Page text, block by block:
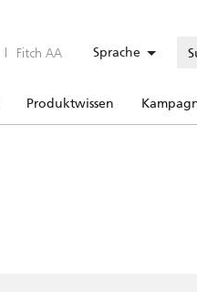
| Fitch AA Sprache
Produktwissen